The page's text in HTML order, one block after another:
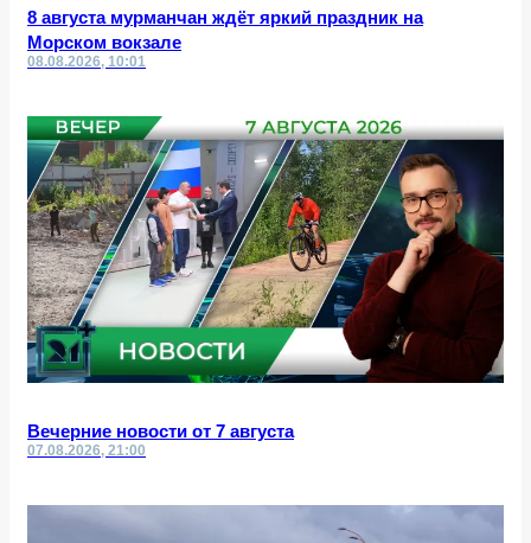
8 августа мурманчан ждёт яркий праздник на
Морском вокзале
08.08.2026, 10:01
Вечерние новости от 7 августа
07.08.2026, 21:00